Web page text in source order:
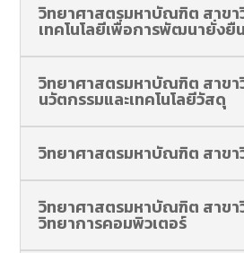
วิทยาศาสตรมหาบัณฑิต สาขา
เทคโนโลยีเพื่อการพัฒนายั่งยืน
วิทยาศาสตรมหาบัณฑิต สาขา
นวัตกรรมและเทคโนโลยีวัสดุ
วิทยาศาสตรมหาบัณฑิต สาข
วิทยาศาสตรมหาบัณฑิต สาขา
วิทยาการคอมพิวเตอร์